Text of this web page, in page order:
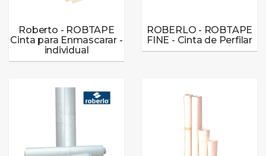
Roberto - ROBTAPE
Cinta para Enmascarar -
individual
ROBERLO - ROBTAPE
FINE - Cinta de Perfilar